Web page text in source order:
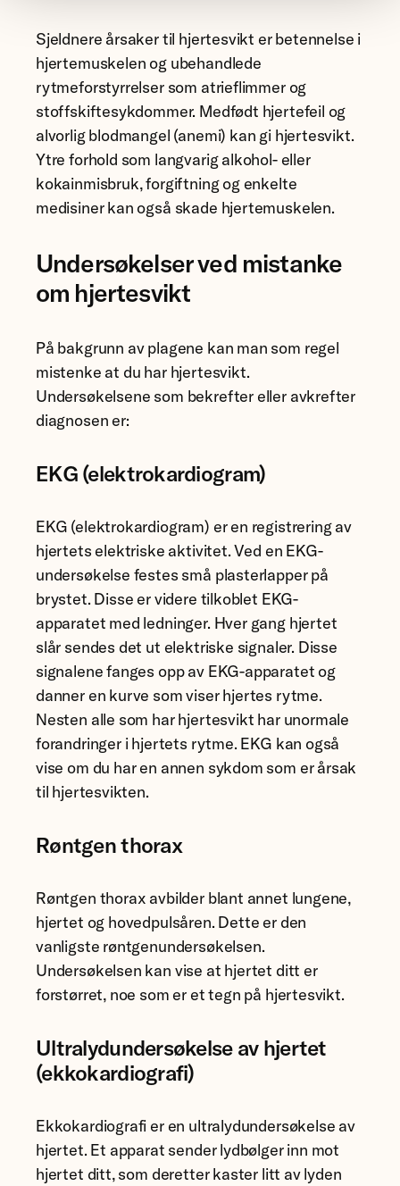
Sjeldnere årsaker til hjertesvikt er betennelse i
hjertemuskelen og ubehandlede
rytmeforstyrrelser som atrieflimmer og
stoffskiftesykdommer. Medfødt hjertefeil og
alvorlig blodmangel (anemi) kan gi hjertesvikt.
Ytre forhold som langvarig alkohol- eller
kokainmisbruk, forgiftning og enkelte
medisiner kan også skade hjertemuskelen.
Undersøkelser ved mistanke
om hjertesvikt
På bakgrunn av plagene kan man som regel
mistenke at du har hjertesvikt.
Undersøkelsene som bekrefter eller avkrefter
diagnosen er:
EKG (elektrokardiogram)
EKG (elektrokardiogram) er en registrering av
hjertets elektriske aktivitet. Ved en EKG-
undersøkelse festes små plasterlapper på
brystet. Disse er videre tilkoblet EKG-
apparatet med ledninger. Hver gang hjertet
slår sendes det ut elektriske signaler. Disse
signalene fanges opp av EKG-apparatet og
danner en kurve som viser hjertes rytme.
Nesten alle som har hjertesvikt har unormale
forandringer i hjertets rytme. EKG kan også
vise om du har en annen sykdom som er årsak
til hjertesvikten.
Røntgen thorax
Røntgen thorax avbilder blant annet lungene,
hjertet og hovedpulsåren. Dette er den
vanligste røntgenundersøkelsen.
Undersøkelsen kan vise at hjertet ditt er
forstørret, noe som er et tegn på hjertesvikt.
Ultralydundersøkelse av hjertet
(ekkokardiografi)
Ekkokardiografi er en ultralydundersøkelse av
hjertet. Et apparat sender lydbølger inn mot
hjertet ditt, som deretter kaster litt av lyden